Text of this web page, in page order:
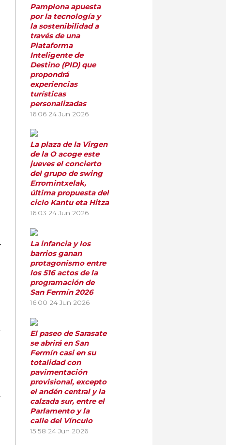
Pamplona apuesta
por la tecnología y
la sostenibilidad a
través de una
Plataforma
Inteligente de
Destino (PID) que
propondrá
experiencias
turísticas
personalizadas
16:06 24 Jun 2026
La plaza de la Virgen
de la O acoge este
jueves el concierto
del grupo de swing
Erromintxelak,
última propuesta del
ciclo Kantu eta Hitza
16:03 24 Jun 2026
La infancia y los
barrios ganan
protagonismo entre
los 516 actos de la
programación de
San Fermín 2026
16:00 24 Jun 2026
El paseo de Sarasate
se abrirá en San
Fermín casi en su
totalidad con
pavimentación
provisional, excepto
el andén central y la
calzada sur, entre el
Parlamento y la
calle del Vínculo
15:58 24 Jun 2026